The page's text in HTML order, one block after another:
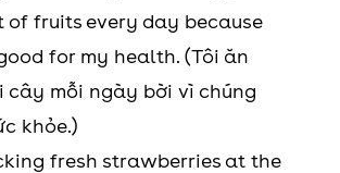
Có
muối,
mặn
The very salty
water buoyed her
of fruits every day because
for my health. (Tôi ăn
cây mỗi ngày bời vì chúng
khỏe.)
fresh strawberries at the